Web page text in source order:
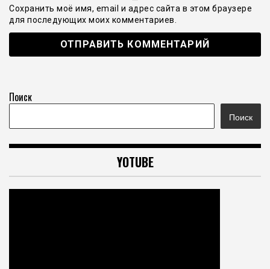
Сохранить моё имя, email и адрес сайта в этом браузере
для последующих моих комментариев.
Поиск
Поиск
YOTUBE